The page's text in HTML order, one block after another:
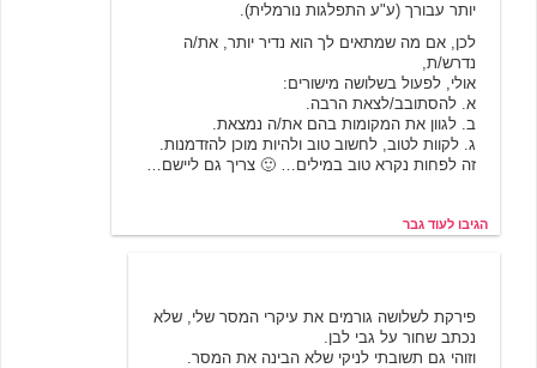
יותר עבורך (ע"ע התפלגות נורמלית).
לכן, אם מה שמתאים לך הוא נדיר יותר, את/ה
נדרש/ת,
אולי, לפעול בשלושה מישורים:
א. להסתובב/לצאת הרבה.
ב. לגוון את המקומות בהם את/ה נמצאת.
ג. לקוות לטוב, לחשוב טוב ולהיות מוכן להזדמנות.
זה לפחות נקרא טוב במילים… 🙂 צריך גם ליישם…
הגיבו לעוד גבר
פירקת לשלושה גורמים את עיקרי המסר שלי, שלא
נכתב שחור על גבי לבן.
וזוהי גם תשובתי לניקי שלא הבינה את המסר.